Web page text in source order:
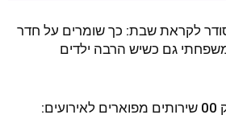
לקראת שבת: כך שומרים על חדר
גם כשיש הרבה ילדים
קלאסיק 00 שירותים מפוארים לאירועים: